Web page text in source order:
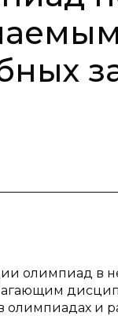
олимпиад в
и